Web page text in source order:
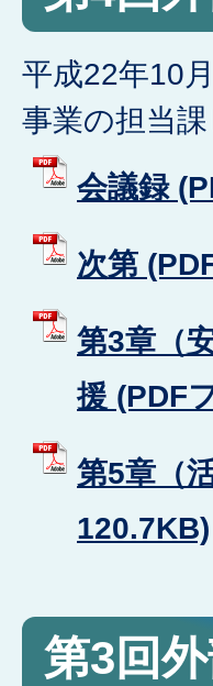
平成22年10
事業の担当
会議録
次第
第3章（
援 (PDF
第5章（
120.7KB)
第3回